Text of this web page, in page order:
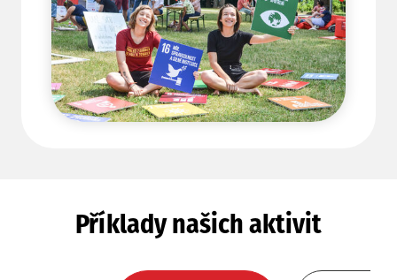
Příklady našich aktivit